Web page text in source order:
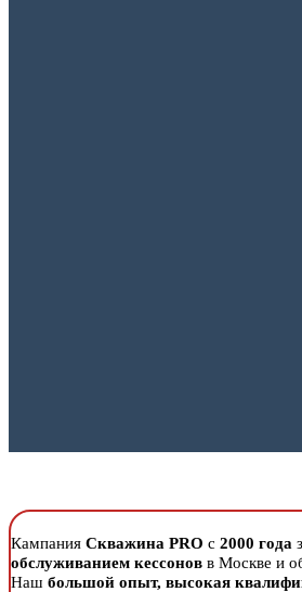
Кампания Скважина PRO с 2000 года
обслуживанием кессонов в Москве и
Наш большой опыт, высокая